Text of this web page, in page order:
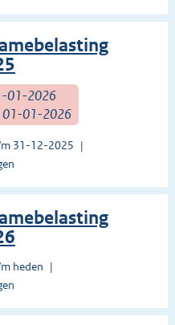
01-2026
01-01-2026
31-12-2025
heden